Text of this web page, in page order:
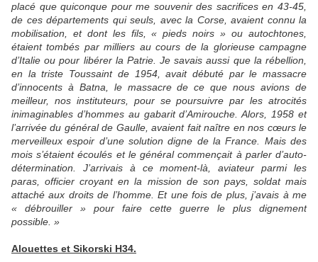
placé que quiconque pour me souvenir des sacrifices en 43-45,
de ces départements qui seuls, avec la Corse, avaient connu la
mobilisation, et dont les fils, « pieds noirs » ou autochtones,
étaient tombés par milliers au cours de la glorieuse campagne
d’Italie ou pour libérer la Patrie. Je savais aussi que la rébellion,
en la triste Toussaint de 1954, avait débuté par le massacre
d’innocents à Batna, le massacre de ce que nous avions de
meilleur, nos instituteurs, pour se poursuivre par les atrocités
inimaginables d’hommes au gabarit d’Amirouche. Alors, 1958 et
l’arrivée du général de Gaulle, avaient fait naître en nos cœurs le
merveilleux espoir d’une solution digne de la France. Mais des
mois s’étaient écoulés et le général commençait à parler d’auto-
détermination. J’arrivais à ce moment-là, aviateur parmi les
paras, officier croyant en la mission de son pays, soldat mais
attaché aux droits de l’homme. Et une fois de plus, j’avais à me
« débrouiller » pour faire cette guerre le plus dignement
possible. »
Alouettes et Sikorski H34.